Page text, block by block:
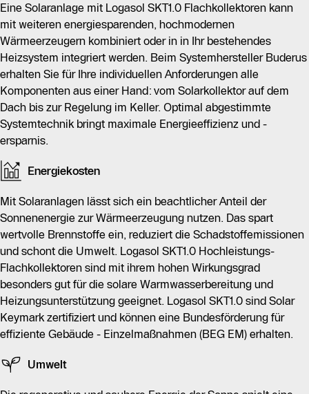
erhebliche Einsparung von Brennstoffen und reduziert
Schadstoffemissionen, was der Umwelt zugutekommt.
Die Kollektoren sind Solar Keymark zertifiziert und
berechtigen zur Bundesförderung für effiziente
Gebäude - Einzelmaßnahmen (BEG EM). Durch die
Nutzung der nahezu unendlich verfügbaren
Sonnenenergie wird die klimaschonende
Wärmeerzeugung gefördert und CO₂-Emissionen
signifikant verringert.
Zusammengefasst bietet der Logasol SKT1.0 eine
effiziente Lösung zur Nutzung von Solarenergie, die
sowohl ökonomische als auch ökologische Vorteile mit
sich bringt.
Eine Solaranlage mit Logasol SKT1.0 Flachkollektoren kann
mit weiteren energiesparenden, hochmodernen
Wärmeerzeugern kombiniert oder in in Ihr bestehendes
Heizsystem integriert werden. Beim Systemhersteller Buderus
erhalten Sie für Ihre individuellen Anforderungen alle
Komponenten aus einer Hand: vom Solarkollektor auf dem
Dach bis zur Regelung im Keller. Optimal abgestimmte
Systemtechnik bringt maximale Energieeffizienz und -
ersparnis.
Energiekosten
Mit Solaranlagen lässt sich ein beachtlicher Anteil der
Sonnenenergie zur Wärmeerzeugung nutzen. Das spart
wertvolle Brennstoffe ein, reduziert die Schadstoffemissionen
und schont die Umwelt. Logasol SKT1.0 Hochleistungs-
Flachkollektoren sind mit ihrem hohen Wirkungsgrad
besonders gut für die solare Warmwasserbereitung und
Heizungsunterstützung geeignet. Logasol SKT1.0 sind Solar
Keymark zertifiziert und können eine Bundesförderung für
effiziente Gebäude - Einzelmaßnahmen (BEG EM) erhalten.
Umwelt